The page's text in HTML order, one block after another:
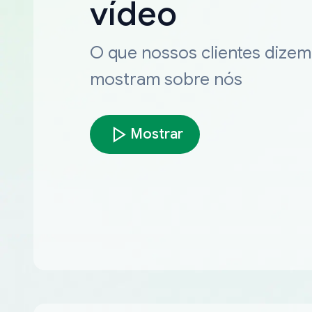
vídeo
O que nossos clientes
mostram sobre nós
Mostrar